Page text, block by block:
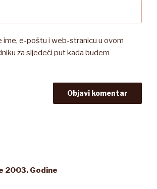
ime, e-poštu i web-stranicu u ovom
za sljedeći put kada budem
2003. Godine